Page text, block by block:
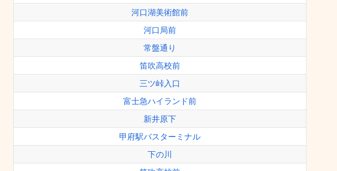
河口湖美術館前
河口局前
常盤通り
笛吹高校前
三ツ峠入口
富士急ハイランド前
新井原下
甲府駅バスターミナル
下の川